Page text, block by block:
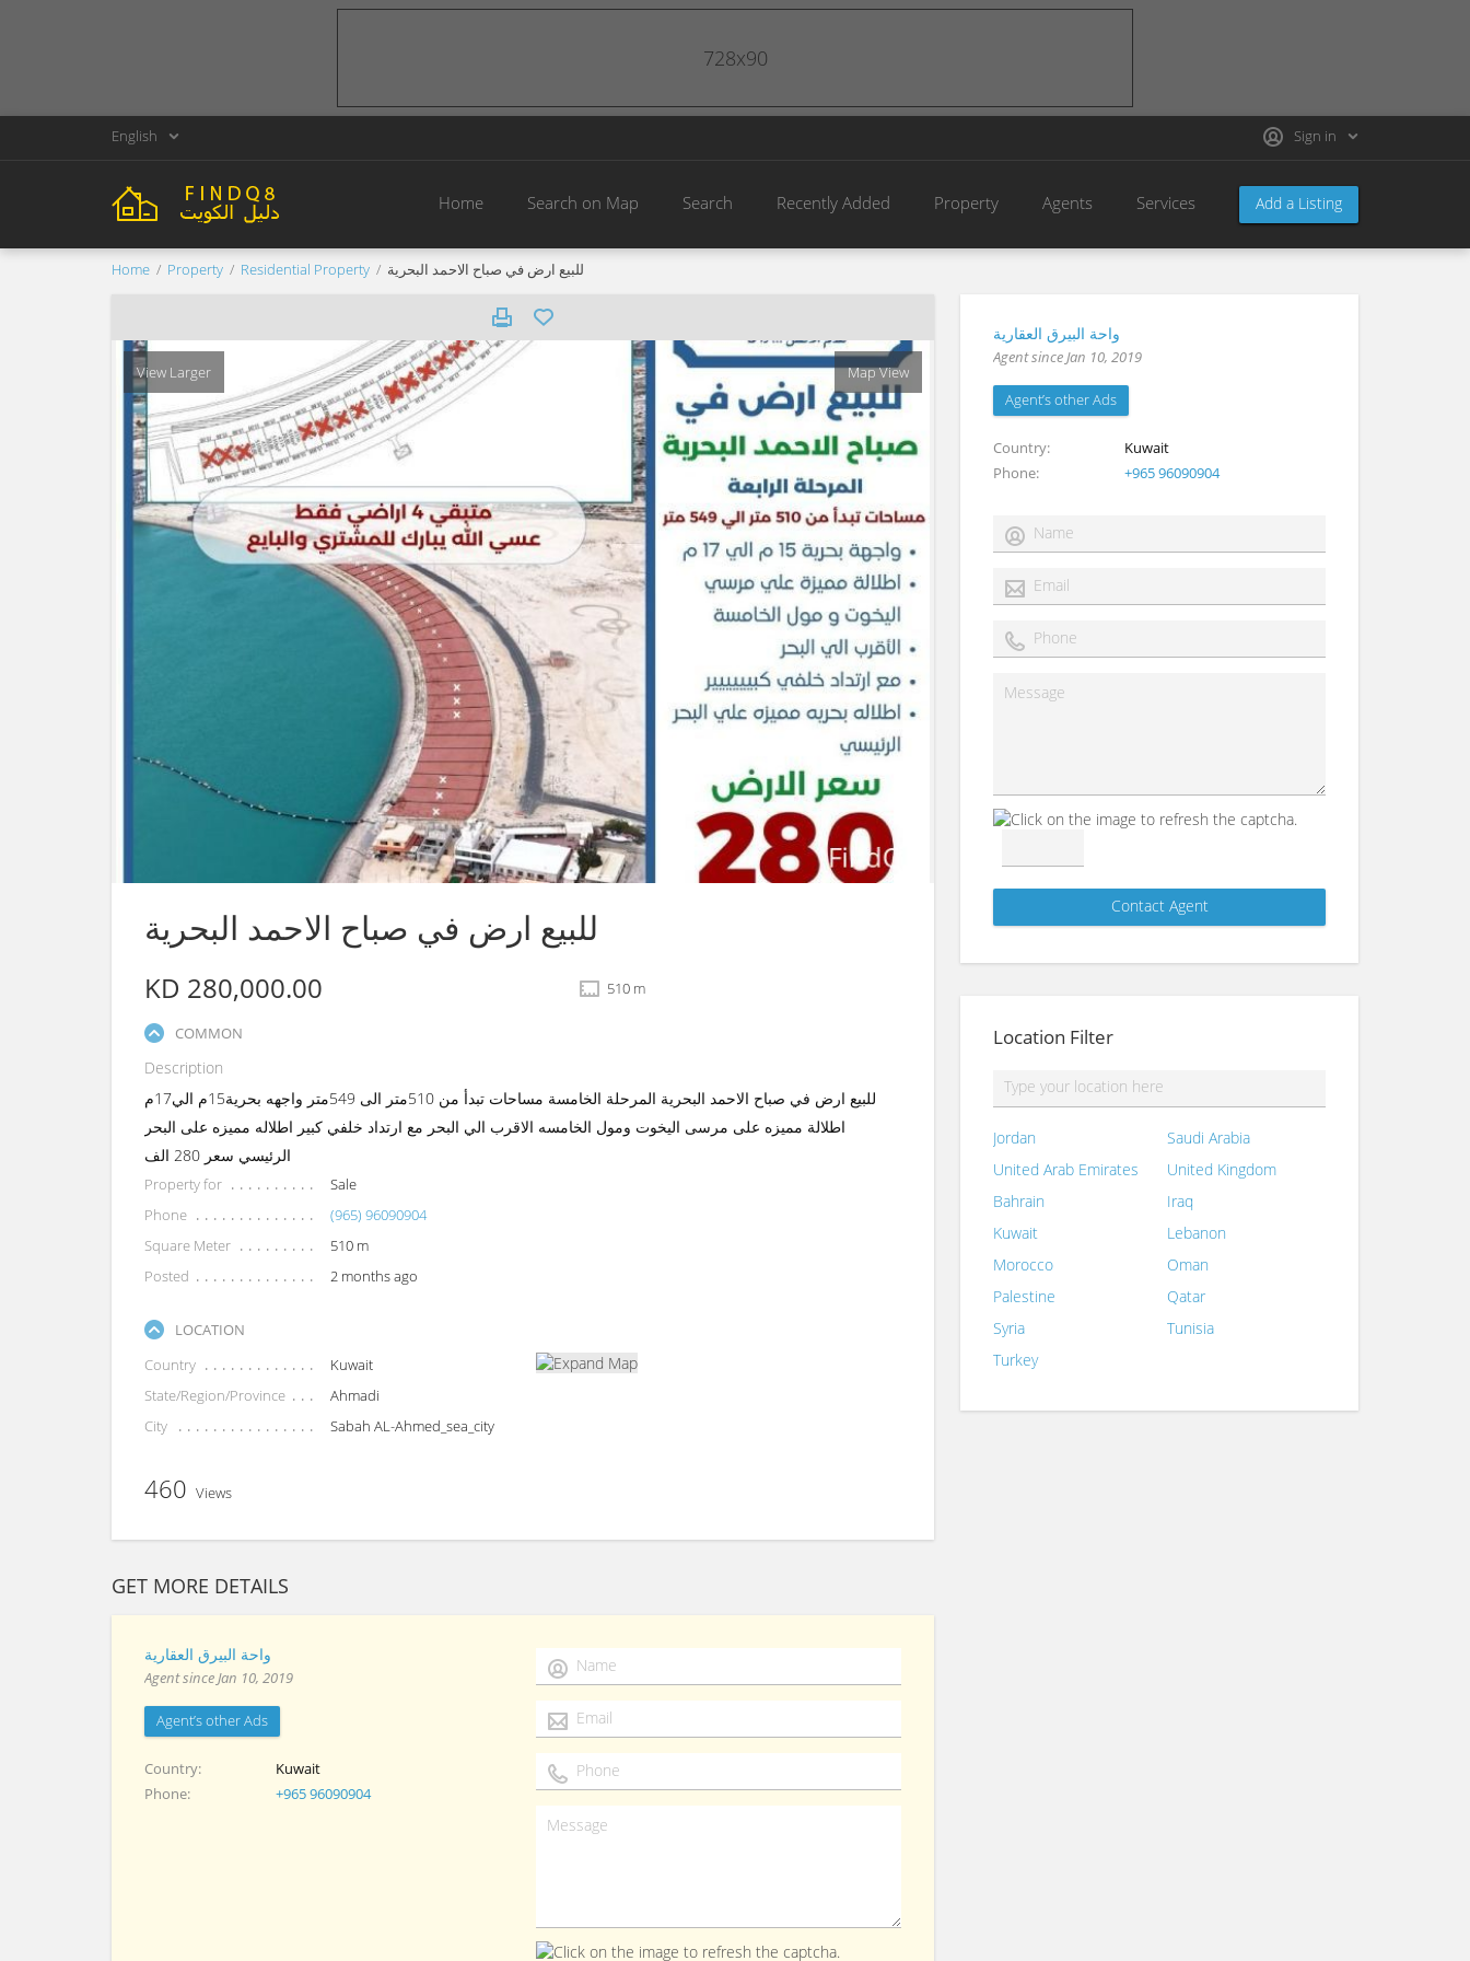
English Sign in
Add a Listing
Home Search on Map Search Recently Added Property Agents Services
Home Property Residential Property للبيع ارض في صباح الاحمد البحرية
واحة البيرق العقارية
Agent since Jan 10, 2019
Agent’s other Ads
Country
Kuwait
Phone
+965 96090904
Location Filter
Jordan
Saudi Arabia
United Arab Emirates
United Kingdom
Bahrain
Iraq
Kuwait
Lebanon
Morocco
Oman
Palestine
Qatar
Syria
Tunisia
Turkey
View Larger Map View
للبيع ارض في صباح الاحمد البحرية
KD 280,000.00 510 m
COMMON
Description
للبيع ارض في صباح الاحمد البحرية المرحلة الخامسة مساحات تبدأ من 510متر الى 549متر واجهه بحرية15م الي17م
اطلالة مميزه على مرسى اليخوت ومول الخامسه الاقرب الي البحر مع ارتداد خلفي كبير اطلاله مميزه على البحر
الرئيسي سعر 280 الف
Property for
Sale
Phone
(965) 96090904
Square Meter
510 m
Posted
2 months ago
LOCATION
Country
Kuwait
State/Region/Province
Ahmadi
City
Sabah AL-Ahmed_sea_city
460 Views
GET MORE DETAILS
واحة البيرق العقارية
Agent since Jan 10, 2019
Agent’s other Ads
Country
Kuwait
Phone
+965 96090904
728x90